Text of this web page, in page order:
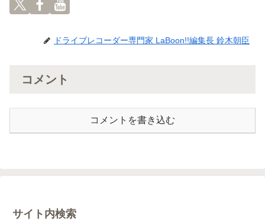
ドライブレコーダー専門家 LaBoon!!編集長 鈴木朝臣
コメント
コメントを書き込む
サイト内検索